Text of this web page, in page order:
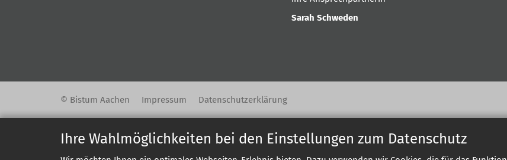
Ihre Wahlmöglichkeiten bei den Einstellungen zum Datenschutz
Sarah Schweden
© Bistum Aachen Impressum Datenschutzerklärung